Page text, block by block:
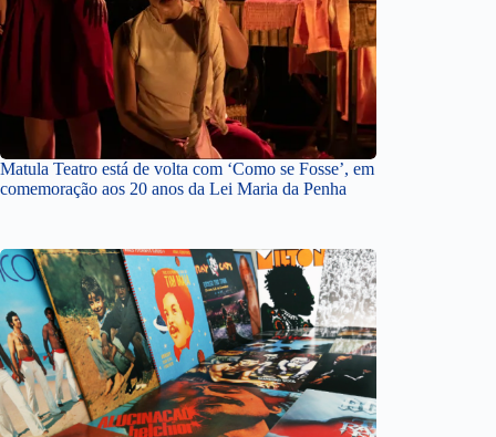
Matula Teatro está de volta com ‘Como se Fosse’, em
comemoração aos 20 anos da Lei Maria da Penha